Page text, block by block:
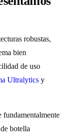
robustas,
bien
de uso
Ultralytics y
botella